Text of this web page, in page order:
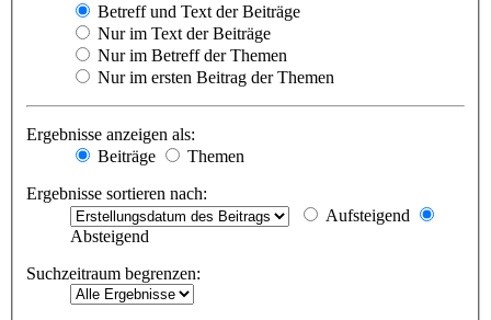
Betreff und Text der Beiträge
Nur im Text der Beiträge
Nur im Betreff der Themen
Nur im ersten Beitrag der Themen
Ergebnisse anzeigen als:
Beiträge
Themen
Ergebnisse sortieren nach:
Aufsteigend
Absteigend
Suchzeitraum begrenzen: